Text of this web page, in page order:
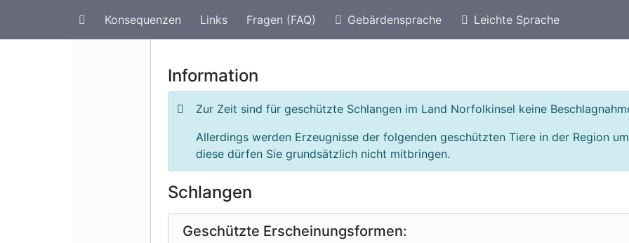
Konsequenzen Links Fragen (FAQ) Gebärdensprache Leichte Sprache
Information
Zur Zeit sind für geschützte Schlangen im Land Norfolkinsel keine
Allerdings werden Erzeugnisse der folgenden geschützten Tiere in der Region
diese dürfen Sie grundsätzlich nicht mitbringen.
Schlangen
Geschützte Erscheinungsformen: